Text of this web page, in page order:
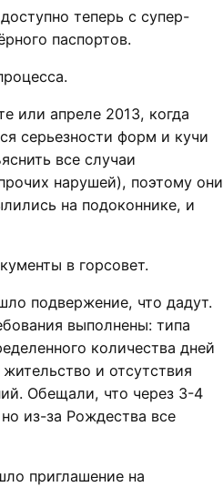
теперь с супер-
паспортов.
или апреле 2013, когда
серьезности форм и кучи
все случаи
нарушей), поэтому они
на подоконнике, и
в горсовет.
подвержение, что дадут.
выполнены: типа
количества дней
и отсутствия
Обещали, что через 3-4
из-за Рождества все
приглашение на